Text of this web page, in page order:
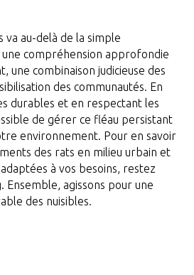
au-delà de la simple
compréhension approfondie
une combinaison judicieuse des
des communautés. En
durables et en respectant les
de gérer ce fléau persistant
environnement. Pour en savoir
des rats en milieu urbain et
à vos besoins, restez
agissons pour une
des nuisibles.